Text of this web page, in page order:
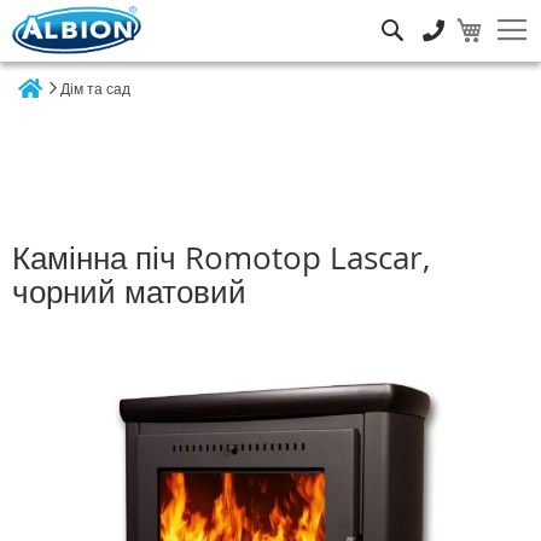
Дім та сад
Камінна піч Romotop Lascar,
чорний матовий